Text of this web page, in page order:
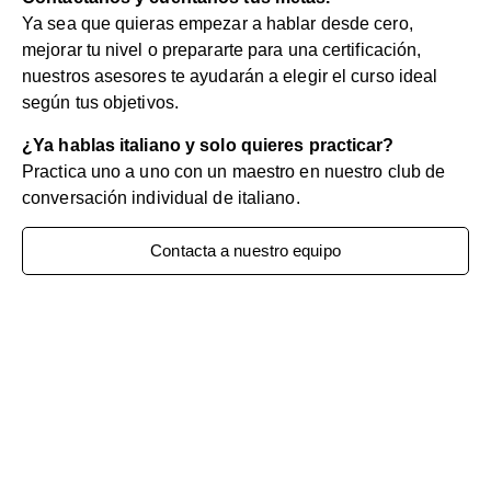
Ya sea que quieras empezar a hablar desde cero,
mejorar tu nivel o prepararte para una certificación,
nuestros asesores te ayudarán a elegir el curso ideal
según tus objetivos.
¿Ya hablas italiano y solo quieres practicar?
Practica uno a uno con un maestro en nuestro club de
conversación individual de italiano.
Contacta a nuestro equipo